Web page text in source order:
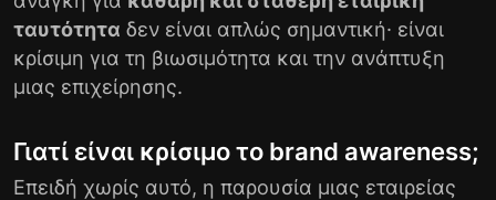
ταυτότητα δεν είναι απλώς σημαντική· είναι
κρίσιμη για τη βιωσιμότητα και την ανάπτυξη
μιας επιχείρησης.
Γιατί είναι κρίσιμο το brand awareness;
Επειδή χωρίς αυτό, η παρουσία μιας εταιρείας